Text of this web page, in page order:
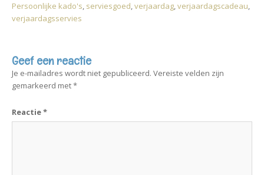
Persoonlijke kado's, serviesgoed,verjaardag,verjaardagscadeau,
verjaardagsservies
Geef een reactie
Je e-mailadres wordt niet gepubliceerd. Vereiste velden zijn
gemarkeerd met*
Reactie*